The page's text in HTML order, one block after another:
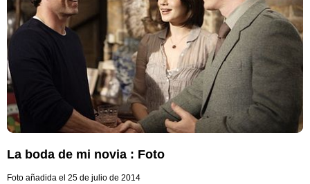
La boda de mi novia : Foto
Foto añadida el 25 de julio de 2014